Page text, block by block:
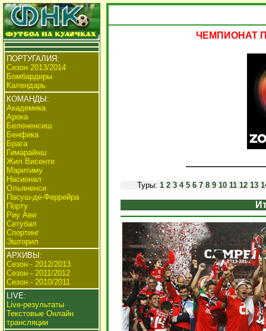
ПОРТУГАЛИЯ:
Сезон 2013/2014
Бомбардиры
Календарь
КОМАНДЫ:
Академика
Арока
Белененсиш
Бенфика
Брага
Гимарайнш
Жил Висенте
Маритиму
Насионал
Ольяненси
Пасуш-де-Феррейра
Порту
Риу Ави
Сетубал
Спортинг
Эшторил
АРХИВЫ:
Сезон - 2012/2013
Сезон - 2011/2012
Сезон - 2010/2011
LIVE:
Live-результаты
Текстовые Онлайн
трансляции
ЧЕМПИОНАТ
Туры: 1 2 3 4 5 6 7 8 9 10 11 12 13